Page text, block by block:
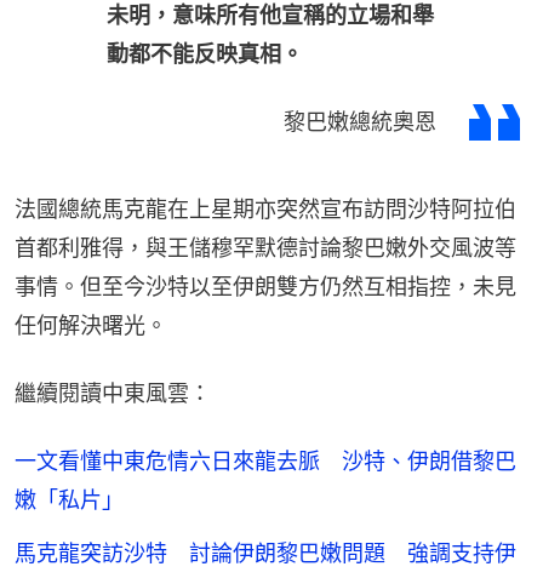
未明，意味所有他宣稱的立場和舉
動都不能反映真相。
黎巴嫩總統奧恩
法國總統馬克龍在上星期亦突然宣布訪問沙特阿拉伯
首都利雅得，與王儲穆罕默德討論黎巴嫩外交風波等
事情。但至今沙特以至伊朗雙方仍然互相指控，未見
任何解決曙光。
繼續閱讀中東風雲：
一文看懂中東危情六日來龍去脈 沙特、伊朗借黎巴
嫩「私片」
馬克龍突訪沙特 討論伊朗黎巴嫩問題 強調支持伊